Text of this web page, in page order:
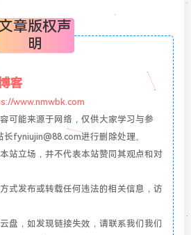
章版权声
明
客
www.nmwbk.com
可能来源于网络，仅供大家学习与参
fyniujin@88.com进行删除处理。
站立场，并不代表本站赞同其观点和对
式发布或转载任何违法的相关信息，访
盘，如发现链接失效，请联系我们我们